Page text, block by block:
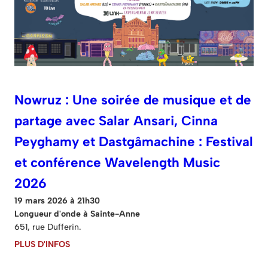
Nowruz : Une soirée de musique et de
partage avec Salar Ansari, Cinna
Peyghamy et Dastgâmachine : Festival
et conférence Wavelength Music
2026
19 mars 2026 à 21h30
Longueur d'onde à Sainte-Anne
651, rue Dufferin.
PLUS D'INFOS